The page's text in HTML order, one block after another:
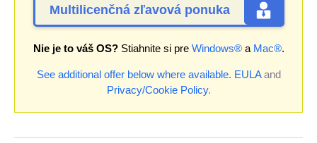
Multilicenčná zľavová ponuka
Nie je to váš OS?Stiahnite si pre Windows®a Mac®.
See additional offer below where available. EULAand
Privacy/Cookie Policy.